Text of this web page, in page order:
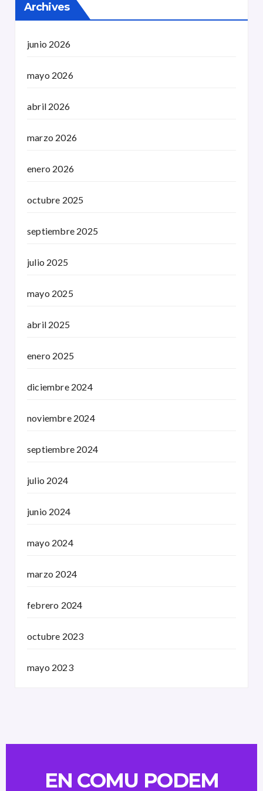
Archives
junio 2026
mayo 2026
abril 2026
marzo 2026
enero 2026
octubre 2025
septiembre 2025
julio 2025
mayo 2025
abril 2025
enero 2025
diciembre 2024
noviembre 2024
septiembre 2024
julio 2024
junio 2024
mayo 2024
marzo 2024
febrero 2024
octubre 2023
mayo 2023
EN COMU PODEM